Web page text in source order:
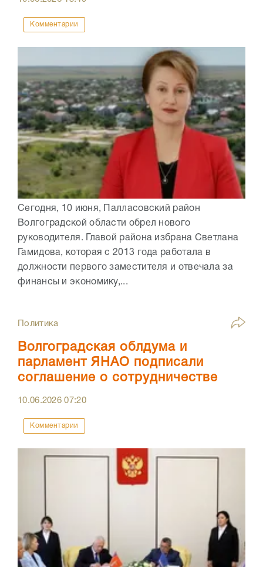
Комментарии
Сегодня, 10 июня, Палласовский район
Волгоградской области обрел нового
руководителя. Главой района избрана Светлана
Гамидова, которая с 2013 года работала в
должности первого заместителя и отвечала за
финансы и экономику,...
Политика
Волгоградская облдума и
парламент ЯНАО подписали
соглашение о сотрудничестве
10.06.202607:20
Комментарии